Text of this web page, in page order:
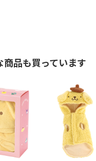
品も買っています